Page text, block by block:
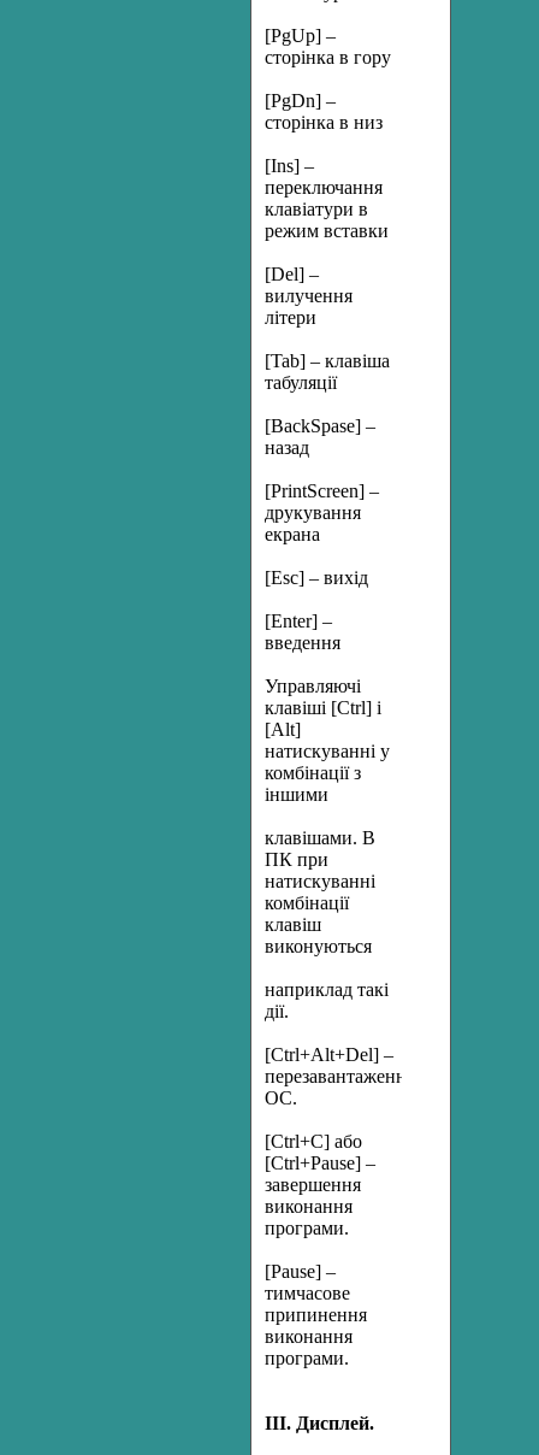
[PgUp] –
сторінка в гору
[PgDn] –
сторінка в низ
[Ins] –
переключання
клавіатури в
режим вставки
[Del] –
вилучення
літери
[Tab] – клавіша
табуляції
[BackSpase] –
назад
[PrintScreen] –
друкування
екрана
[Esc] – вихід
[Enter] –
введення
Управляючі
клавіші [Ctrl] i
[Alt]
натискуванні у
комбінації з
іншими
клавішами. В
ПК при
натискуванні
комбінації
клавіш
виконуються
наприклад такі
дії.
[Ctrl+Alt+Del] –
перезавантаження
ОС.
[Ctrl+C] або
[Ctrl+Pause] –
завершення
виконання
програми.
[Pause] –
тимчасове
припинення
виконання
програми.
ІІІ. Дисплей.